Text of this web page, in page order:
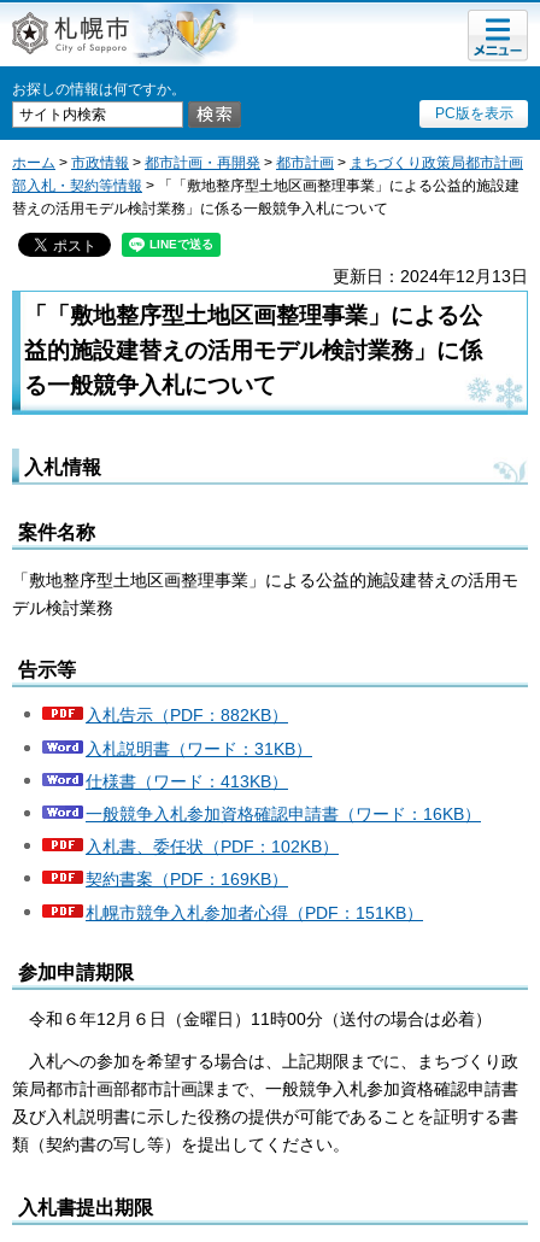
札幌市
お探しの情報は何ですか。
PC版を表示
メニュ
ー
ホーム > 市政情報 > 都市計画・再開発 > 都市計画 > まちづくり政策局都市計画
部入札・契約等情報 > 「「敷地整序型土地区画整理事業」による公益的施設建
替えの活用モデル検討業務」に係る一般競争入札について
更新日：2024年12月13日
「「敷地整序型土地区画整理事業」による公
益的施設建替えの活用モデル検討業務」に係
る一般競争入札について
入札情報
案件名称
「敷地整序型土地区画整理事業」による公益的施設建替えの活用モ
デル検討業務
告示等
入札告示（PDF：882KB）
入札説明書（ワード：31KB）
仕様書（ワード：413KB）
一般競争入札参加資格確認申請書（ワード：16KB）
入札書、委任状（PDF：102KB）
契約書案（PDF：169KB）
札幌市競争入札参加者心得（PDF：151KB）
参加申請期限
令和６年12月６日（金曜日）11時00分（送付の場合は必着）
入札への参加を希望する場合は、上記期限までに、まちづくり政
策局都市計画部都市計画課まで、一般競争入札参加資格確認申請書
及び入札説明書に示した役務の提供が可能であることを証明する書
類（契約書の写し等）を提出してください。
入札書提出期限